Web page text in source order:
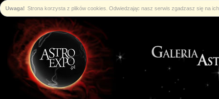
Uwaga! Strona korzysta z plików cookies. Odwiedzając nasz serwis zgadzasz się na